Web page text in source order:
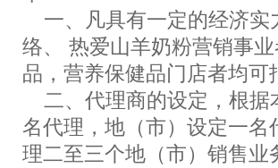
一、凡具有一定的经济实
络、 热爱山羊奶粉营销事
品，营养保健品门店者均可
二、代理商的设定，根据
名代理，地（市）设定一
理二至三个地（市）销售